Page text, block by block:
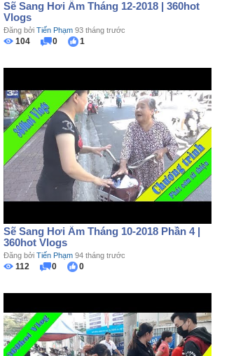
Sẽ Sang Hơi Ấm Tháng 12-2018 | 360hot
Vlogs
Đăng bởi Tiến Phạm93 tháng trước
104 0 1
Sẽ Sang Hơi Ấm Tháng 10-2018 Phần 4 |
360hot Vlogs
Đăng bởi Tiến Phạm94 tháng trước
112 0 0